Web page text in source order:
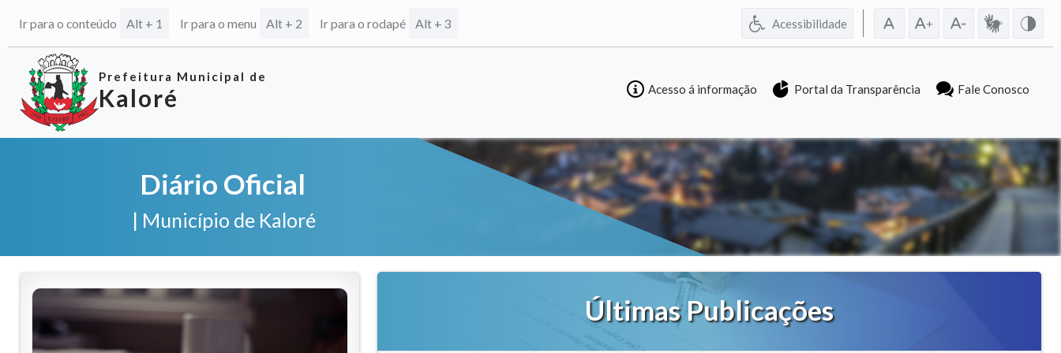
Ir para o conteúdo Alt + 1 Ir para o menu Alt + 2 Ir para o rodapé Alt + 3 Acessibilidade
Prefeitura Municipal de
Kaloré Acesso á informação Portal da Transparência Fale Conosco
Diário Oficial
| Município de Kaloré
Últimas Publicações